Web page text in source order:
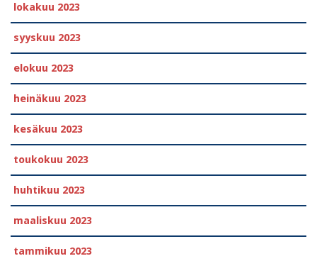
lokakuu 2023
syyskuu 2023
elokuu 2023
heinäkuu 2023
kesäkuu 2023
toukokuu 2023
huhtikuu 2023
maaliskuu 2023
tammikuu 2023